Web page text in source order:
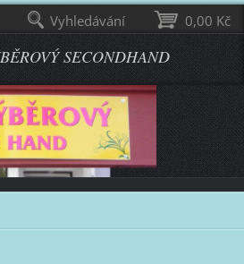
SECONDHAND
0,00 Kč
Vyhledávání